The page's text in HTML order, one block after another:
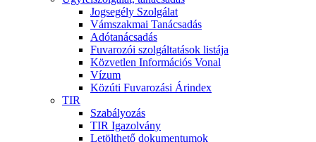
Jogsegély Szolgálat
Vámszakmai Tanácsadás
Adótanácsadás
Fuvarozói szolgáltatások listája
Közvetlen Információs Vonal
Vízum
Közúti Fuvarozási Árindex
TIR
Szabályozás
TIR Igazolvány
Letölthető dokumentumok